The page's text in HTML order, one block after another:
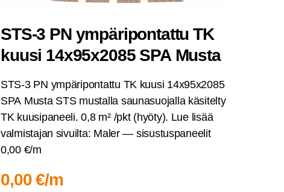
STS‑3 PN ympä­ri­pon­tat­tu TK
kuusi 14x95x2085 SPA Musta
STS‑3 PN ympä­ri­pon­tat­tu TK kuusi 14x95x2085
SPA Mus­ta STS mus­tal­la sau­na­suo­jal­la käsi­tel­ty
TK kuusi­pa­nee­li. 0,8 m² /pkt (hyö­ty). Lue lisää
val­mis­ta­jan sivuil­ta: Maler — sisus­tus­pa­nee­lit
0,00 €/m
0,00 €/m